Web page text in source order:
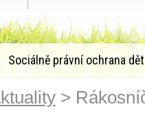
Sociálně právní ochrana
>